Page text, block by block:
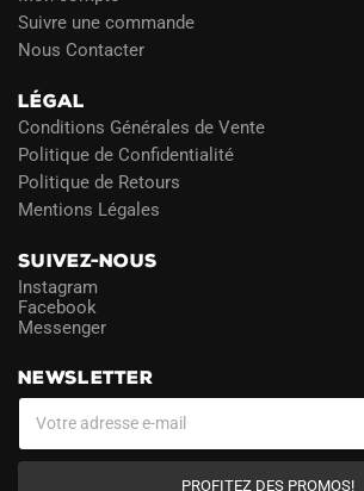
Suivre une commande
Nous Contacter
LÉGAL
Conditions Générales de Vente
Politique de Confidentialité
Politique de Retours
Mentions Légales
SUIVEZ-NOUS
Instagram
Facebook
Messenger
NEWSLETTER
PROFITEZ DES PROMOS!